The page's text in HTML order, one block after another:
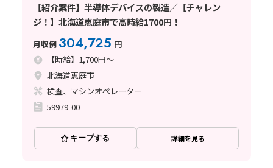
【紹介案件】半導体デバイスの製造／【チャレン
ジ！】北海道恵庭市で高時給1700円！
月収例 304,725 円
【時給】1,700円～
北海道恵庭市
検査、マシンオペレーター
59979-00
キープする 詳細を見る